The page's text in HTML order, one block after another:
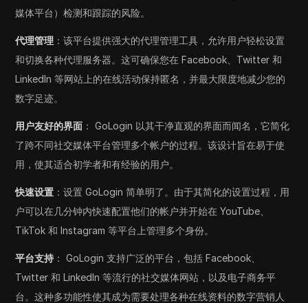
媒体平台）检测和跟踪的风险。
代理管理 ：该平台提供强大的代理管理工具，允许用户轻松设置
和切换各种代理服务器。这可确保您在 Facebook、Twitter 和
LinkedIn 等网站上的在线活动保持匿名，并最大限度地减少您的
数字足迹。
用户友好的界面 ： GoLogin 以其干净直观的界面而闻名，它简化
了跨不同社交媒体平台管理多个帐户的过程。该设计旨在易于使
用，使其适合初学者和有经验的用户。
快速设置 ：设置 GoLogin 简单明了。由于其简化的设置过程，用
户可以在几分钟内快速配置他们的帐户并开始在 YouTube、
TikTok 和 Instagram 等平台上管理多个身份。
平台支持 ： GoLogin 支持广泛的平台，包括 Facebook、
Twitter 和 LinkedIn 等流行的社交媒体网站，以及电子商务平
台。这种多功能性使其成为需要处理各种在线资料的数字营销人